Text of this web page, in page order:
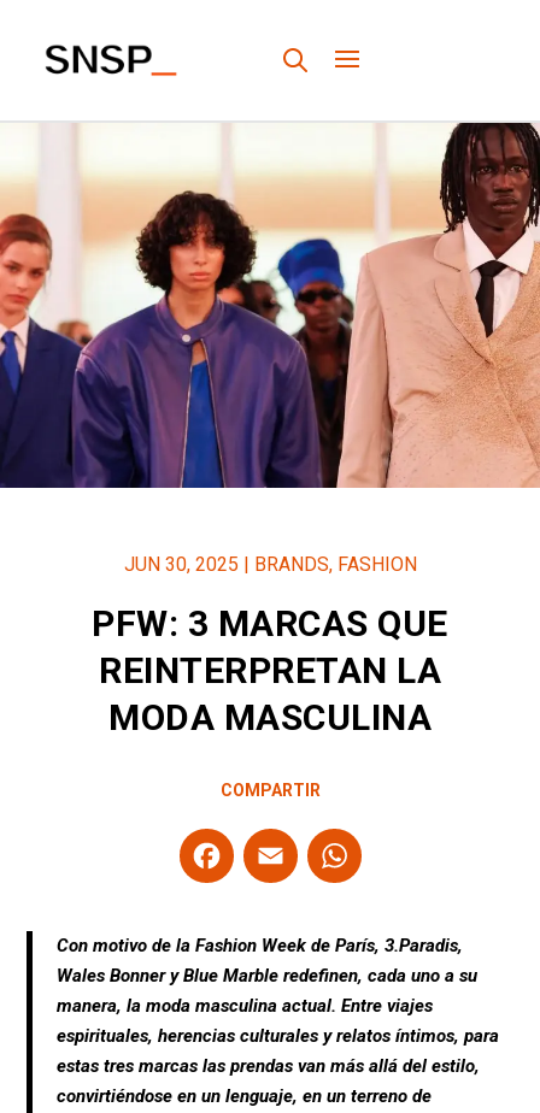
PFW: 3 MARCAS QUE
REINTERPRETAN LA
MODA MASCULINA
JUN 30, 2025 | BRANDS, FASHION
COMPARTIR
F
a
b
o
o
k
E
m
W
s
A
p
p
Con motivo de la Fashion Week de París, 3.Paradis,
Wales Bonner y Blue Marble redefinen, cada uno a su
manera, la moda masculina actual. Entre viajes
espirituales, herencias culturales y relatos íntimos, para
estas tres marcas las prendas van más allá del estilo,
convirtiéndose en un lenguaje, en un terreno de